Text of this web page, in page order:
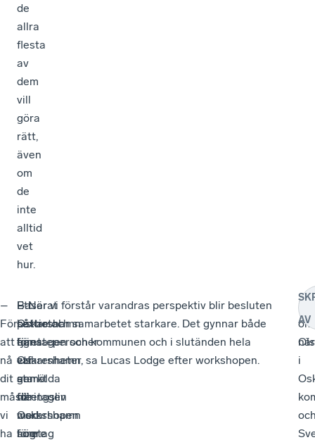
de
allra
flesta
av
dem
vill
göra
rätt,
även
om
de
inte
alltid
vet
hur.
–
För
att
nå
dit
måste
vi
ha
Baserat
på
egna
erfarenheter
ger
företagen
Oskarshamn
högre
–
Oskarshamn
har
ett
starkt
näringsliv
med
företag
Ett
sextiotal
tjänstepersoner
var
anmälda
till
workshopen
som
– När vi förstår varandras perspektiv blir besluten
bättre och samarbetet starkare. Det gynnar både
företagen och kommunen och i slutänden hela
Oskarshamn, sa Lucas Lodge efter workshopen.
om
i
AV